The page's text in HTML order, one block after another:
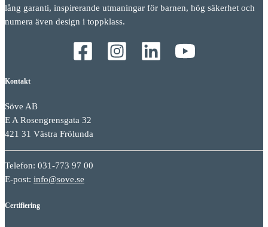
lång garanti, inspirerande utmaningar för barnen, hög säkerhet och
numera även design i toppklass.
Kontakt
Söve AB
E A Rosengrensgata 32
421 31 Västra Frölunda
Telefon: 031-773 97 00
E-post: info@sove.se
Certifiering